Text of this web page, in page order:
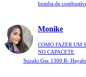
bomba de
Monike
COMO FAZER UM
NO CAPACETE
Suzuki Gsx 1300 R-